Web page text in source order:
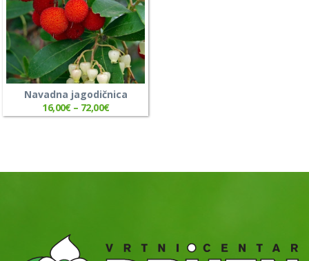
Navadna jagodičnica
16,00€– 72,00€